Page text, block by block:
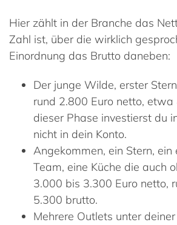
Hier zählt in der Branche das
Zahl ist, über die wirklich
Einordnung das Brutto daneben:
Der junge Wilde, erster
rund 2.800 Euro netto, etwa
dieser Phase investierst du
nicht in dein Konto.
Angekommen, ein Stern, ein
Team, eine Küche die auch
3.000 bis 3.300 Euro netto,
5.300 brutto.
Mehrere Outlets unter